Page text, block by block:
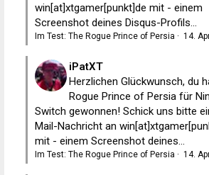
win[at]xtgamer[punkt]de mit - einem
Screenshot deines Disqus-Profils...
Im Test: The Rogue Prince of Persia · 14.
iPatXT
Herzlichen Glückwunsch, du
Rogue Prince of Persia für
Switch gewonnen! Schick uns bitte
Mail-Nachricht an
mit - einem Screenshot deines...
Im Test: The Rogue Prince of Persia · 14.